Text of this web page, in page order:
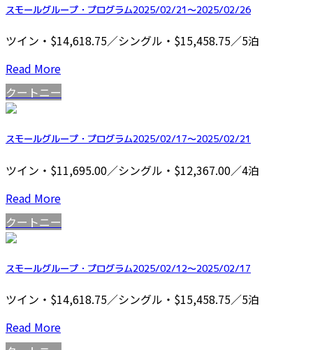
スモールグループ・プログラム2025/02/21～2025/02/26
ツイン・$14,618.75／シングル・$15,458.75／5泊
Read More
クートニー
スモールグループ・プログラム2025/02/17～2025/02/21
ツイン・$11,695.00／シングル・$12,367.00／4泊
Read More
クートニー
スモールグループ・プログラム2025/02/12～2025/02/17
ツイン・$14,618.75／シングル・$15,458.75／5泊
Read More